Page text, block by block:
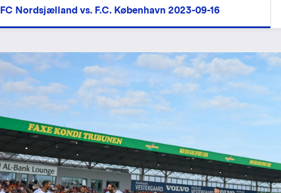
FC Nordsjælland vs. F.C. København 2023-09-16